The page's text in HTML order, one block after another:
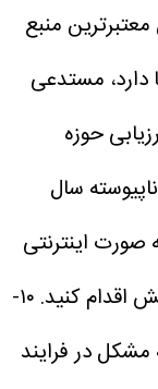
منبع
دارد، مستدعی
حوزه
سال
تاریخ ۲۵ تیر تا اول مرداد ۱۴۰۵ به صورت اینترنتی
اقدام کنید.
۱۰-
در فرایند